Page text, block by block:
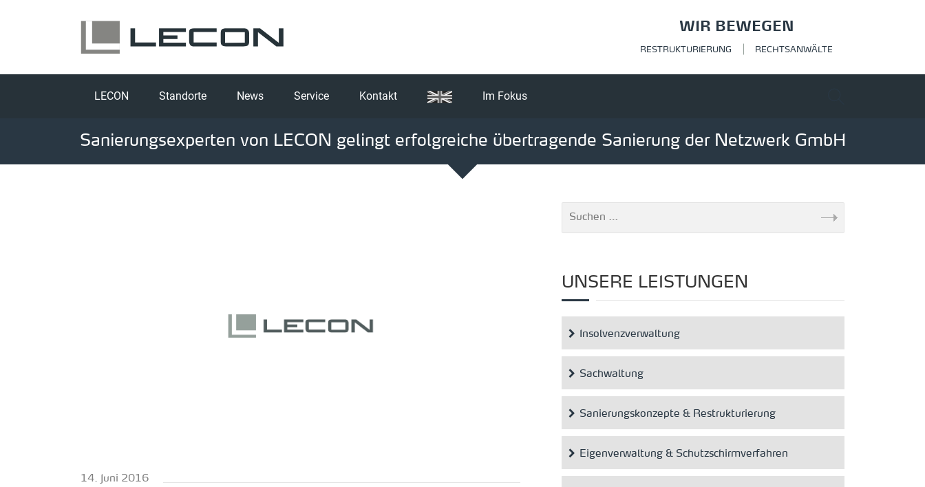
WIR BEWEGEN
RESTRUKTURIERUNG RECHTSANWÄLTE
LECON Standorte News Service Kontakt Im Fokus
Sanierungsexperten von LECON gelingt erfolgreiche übertragende Sanierung der Netzwerk GmbH
14. Juni 2016
UNSERE LEISTUNGEN
Insolvenzverwaltung
Sachwaltung
Sanierungskonzepte & Restrukturierung
Eigenverwaltung & Schutzschirmverfahren